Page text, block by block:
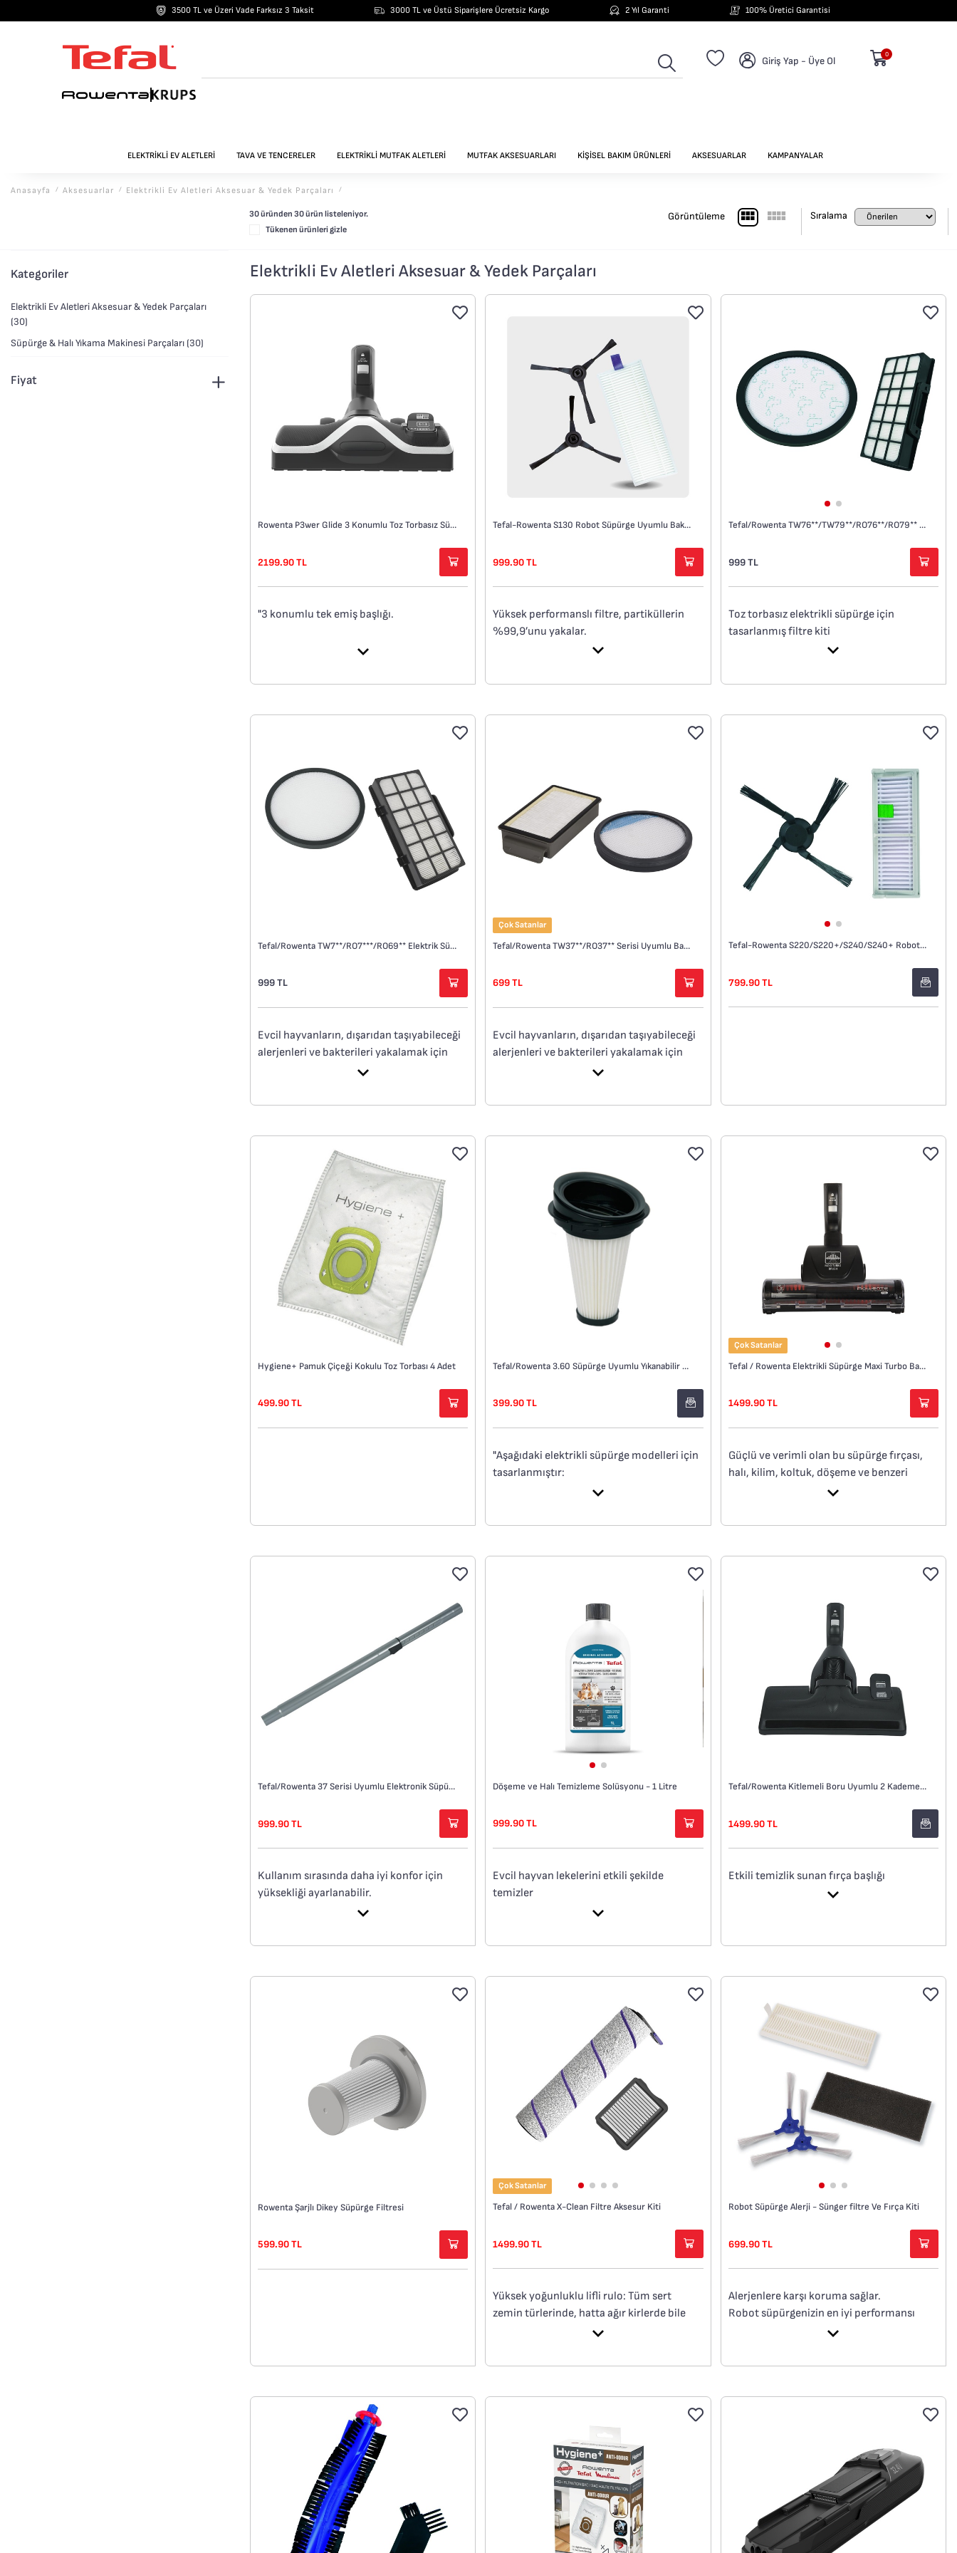
3500 TL ve Üzeri Vade Farksız 3 Taksit 3000 TL ve Üstü Siparişlere Ücretsiz Kargo 2 Yıl Garanti 100% Üretici Garantisi
Giriş Yap - Üye Ol
0
ELEKTRİKLİ EV ALETLERİ TAVA VE TENCERELER ELEKTRİKLİ MUTFAK ALETLERİ MUTFAK AKSESUARLARI KİŞİSEL BAKIM ÜRÜNLERİ AKSESUARLAR KAMPANYALAR
Anasayfa / Aksesuarlar / Elektrikli Ev Aletleri Aksesuar & Yedek Parçaları /
30 üründen 30ürün listeleniyor.
Tükenen ürünleri gizle
Görüntüleme Sıralama
Kategoriler
Elektrikli Ev Aletleri Aksesuar & Yedek Parçaları
(30)
Süpürge & Halı Yıkama Makinesi Parçaları (30)
Fiyat
Elektrikli Ev Aletleri Aksesuar & Yedek Parçaları
Rowenta P3wer Glide 3 Konumlu Toz Torbasız Süpürge Emiş Başlığı
2199.90 TL
"3 konumlu tek emiş başlığı.
Tüm zeminlerde üstün kayma sağlar.
Kullanımı son derece sessizdir."
Tefal-Rowenta S130 Robot Süpürge Uyumlu Bakım Kiti
999.90 TL
Yüksek performanslı filtre, partiküllerin
%99,9’unu yakalar.
Tefal/Rowenta TW76**/TW79**/RO76**/RO79** Uyumlu Filtre ve Bakım Kiti
999 TL
Toz torbasız elektrikli süpürge için
tasarlanmış filtre kiti
Tefal/Rowenta TW7**/RO7***/RO69** Elektrik Süpürge Uyumlu Filtre ve Bakım Kiti
999 TL
Evcil hayvanların, dışarıdan taşıyabileceği
alerjenleri ve bakterileri yakalamak için
yüksek filtrasyonlu filtre.
Çok Satanlar
Tefal/Rowenta TW37**/RO37** Serisi Uyumlu Bakım Kiti
699 TL
Evcil hayvanların, dışarıdan taşıyabileceği
alerjenleri ve bakterileri yakalamak için
yüksek filtrasyonlu filtre.
Tefal-Rowenta S220/S220+/S240/S240+ Robot Süpürge Uyumlu Bakım Kiti
799.90 TL
Hygiene+ Pamuk Çiçeği Kokulu Toz Torbası 4 Adet
499.90 TL
Tefal/Rowenta 3.60 Süpürge Uyumlu Yıkanabilir Filtre
399.90 TL
"Aşağıdaki elektrikli süpürge modelleri için
tasarlanmıştır:
TY697
X-Pert Easy 160 RH723"
Çok Satanlar
Tefal / Rowenta Elektrikli Süpürge Maxi Turbo Başlık
1499.90 TL
Güçlü ve verimli olan bu süpürge fırçası,
halı, kilim, koltuk, döşeme ve benzeri
yüzeylerden toz, lif ve evcil hayvan
tasarlanmıştır.
Tefal/Rowenta 37 Serisi Uyumlu Elektronik Süpürge Borusu
999.90 TL
Kullanım sırasında daha iyi konfor için
yüksekliği ayarlanabilir.
Bu metal boru, silindirik (kanister)
Döşeme ve Halı Temizleme Solüsyonu - 1 Litre
999.90 TL
Evcil hayvan lekelerini etkili şekilde
temizler
Seyreltilerek kullanılan formülü, en inatçı
şekilde çıkarır.
çeşitli yüzeylerde kullanım için uygundur.
Tefal/Rowenta Kitlemeli Boru Uyumlu 2 Kademeli Fırça
1499.90 TL
Etkili temizlik sunan fırça başlığı
Rowenta Şarjlı Dikey Süpürge Filtresi
599.90 TL
Çok Satanlar
Tefal / Rowenta X-Clean Filtre Aksesur Kiti
1499.90 TL
Yüksek yoğunluklu lifli rulo: Tüm sert
zemin türlerinde, hatta ağır kirlerde bile
etkili temizlik için tasarlanmıştır.
partiküllerin optimum şekilde
Çamaşır makinesine koymayın.
Robot Süpürge Alerji - Sünger filtre Ve Fırça Kiti
699.90 TL
Alerjenlere karşı koruma sağlar.
Robot süpürgenizin en iyi performansı
göstermesi için, bu paketteki parçaları her